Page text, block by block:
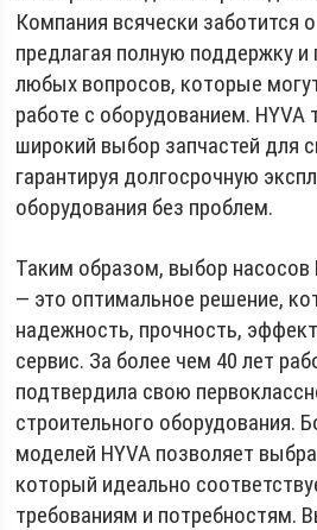
Компания всячески заботится
предлагая полную поддержку
любых вопросов, которые
работе с оборудованием. HYVA
широкий выбор запчастей для
гарантируя долгосрочную
оборудования без проблем.
Таким образом, выбор насосов
— это оптимальное решение,
надежность, прочность,
сервис. За более чем 40 лет
подтвердила свою
строительного оборудования.
моделей HYVA позволяет
который идеально
требованиям и потребностям.